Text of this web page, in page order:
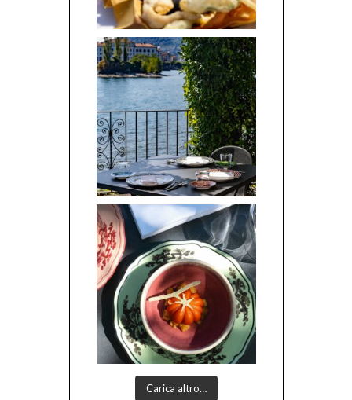
Carica altro…